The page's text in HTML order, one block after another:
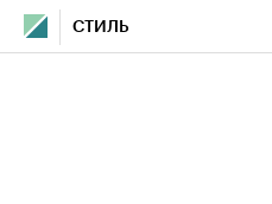
СТИЛЬ